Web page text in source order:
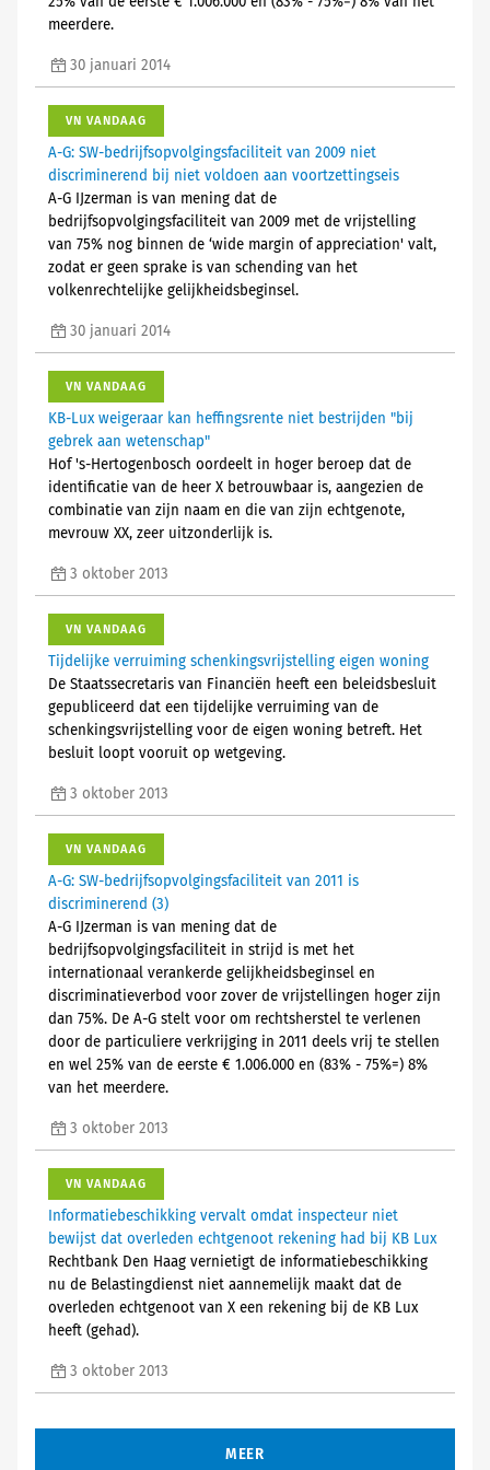
meerdere.
30 januari 2014
VN VANDAAG
A-G: SW-bedrijfsopvolgingsfaciliteit van 2009 niet
discriminerend bij niet voldoen aan voortzettingseis
A-G IJzerman is van mening dat de
bedrijfsopvolgingsfaciliteit van 2009 met de vrijstelling
van 75% nog binnen de ‘wide margin of appreciation' valt,
zodat er geen sprake is van schending van het
volkenrechtelijke gelijkheidsbeginsel.
30 januari 2014
VN VANDAAG
KB-Lux weigeraar kan heffingsrente niet bestrijden "bij
gebrek aan wetenschap"
Hof 's-Hertogenbosch oordeelt in hoger beroep dat de
identificatie van de heer X betrouwbaar is, aangezien de
combinatie van zijn naam en die van zijn echtgenote,
mevrouw XX, zeer uitzonderlijk is.
3 oktober 2013
VN VANDAAG
Tijdelijke verruiming schenkingsvrijstelling eigen woning
De Staatssecretaris van Financiën heeft een beleidsbesluit
gepubliceerd dat een tijdelijke verruiming van de
schenkingsvrijstelling voor de eigen woning betreft. Het
besluit loopt vooruit op wetgeving.
3 oktober 2013
VN VANDAAG
A-G: SW-bedrijfsopvolgingsfaciliteit van 2011 is
discriminerend (3)
A-G IJzerman is van mening dat de
bedrijfsopvolgingsfaciliteit in strijd is met het
internationaal verankerde gelijkheidsbeginsel en
discriminatieverbod voor zover de vrijstellingen hoger zijn
dan 75%. De A-G stelt voor om rechtsherstel te verlenen
door de particuliere verkrijging in 2011 deels vrij te stellen
en wel 25% van de eerste € 1.006.000 en (83% - 75%=) 8%
van het meerdere.
3 oktober 2013
VN VANDAAG
Informatiebeschikking vervalt omdat inspecteur niet
bewijst dat overleden echtgenoot rekening had bij KB Lux
Rechtbank Den Haag vernietigt de informatiebeschikking
nu de Belastingdienst niet aannemelijk maakt dat de
overleden echtgenoot van X een rekening bij de KB Lux
heeft (gehad).
3 oktober 2013
MEER